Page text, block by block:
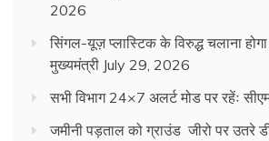
2026
सिंगल-यूज़ प्लास्टिक के विरुद्ध चलाना होगा
मुख्यमंत्री July 29, 2026
सभी विभाग 24×7 अलर्ट मोड पर रहेंः
जमीनी पड़ताल को ग्राउंड जीरो पर उतरे